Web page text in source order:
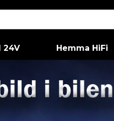
24V Hemma HiFi